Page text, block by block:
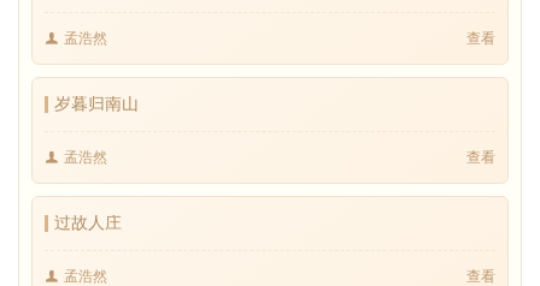
孟浩然 查看
岁暮归南山
孟浩然 查看
过故人庄
孟浩然 查看